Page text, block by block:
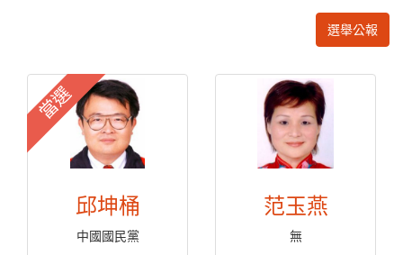
選舉公報
當選
邱坤桶
中國國民黨
范玉燕
無